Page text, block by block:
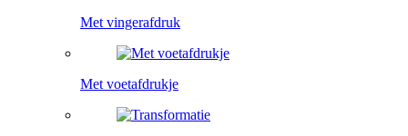
Met vingerafdruk
Met voetafdrukje